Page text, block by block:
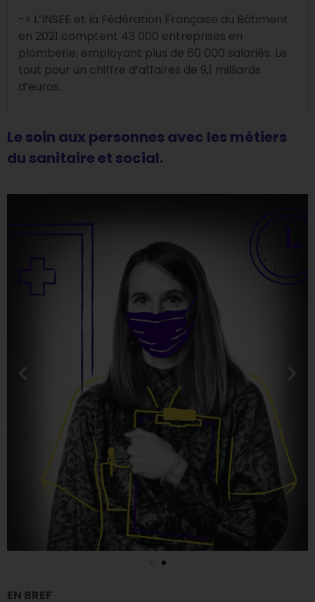
-> L’INSEE et la Fédération Française du Bâtiment
en 2021 comptent 43 000 entreprises en
plomberie, employant plus de 60 000 salariés. Le
tout pour un chiffre d’affaires de 9,1 milliards
d’euros.
Le soin aux personnes avec les métiers
du sanitaire et social.
EN BREF